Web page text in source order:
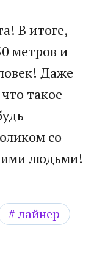
В итоге,
метров и
Даже
такое
со
людьми!
лайнер